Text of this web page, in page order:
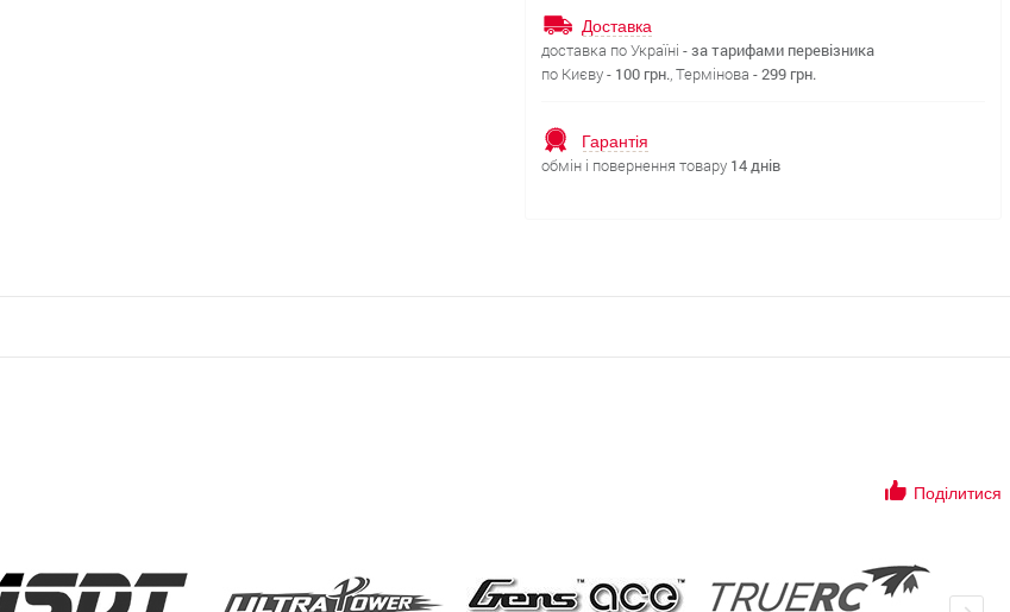
Доставка
доставка по Україні -за тарифами перевізника
по Києву - 100 грн., Термінова -299 грн.
Гарантія
обмін і повернення товару 14 днів
Поділитися